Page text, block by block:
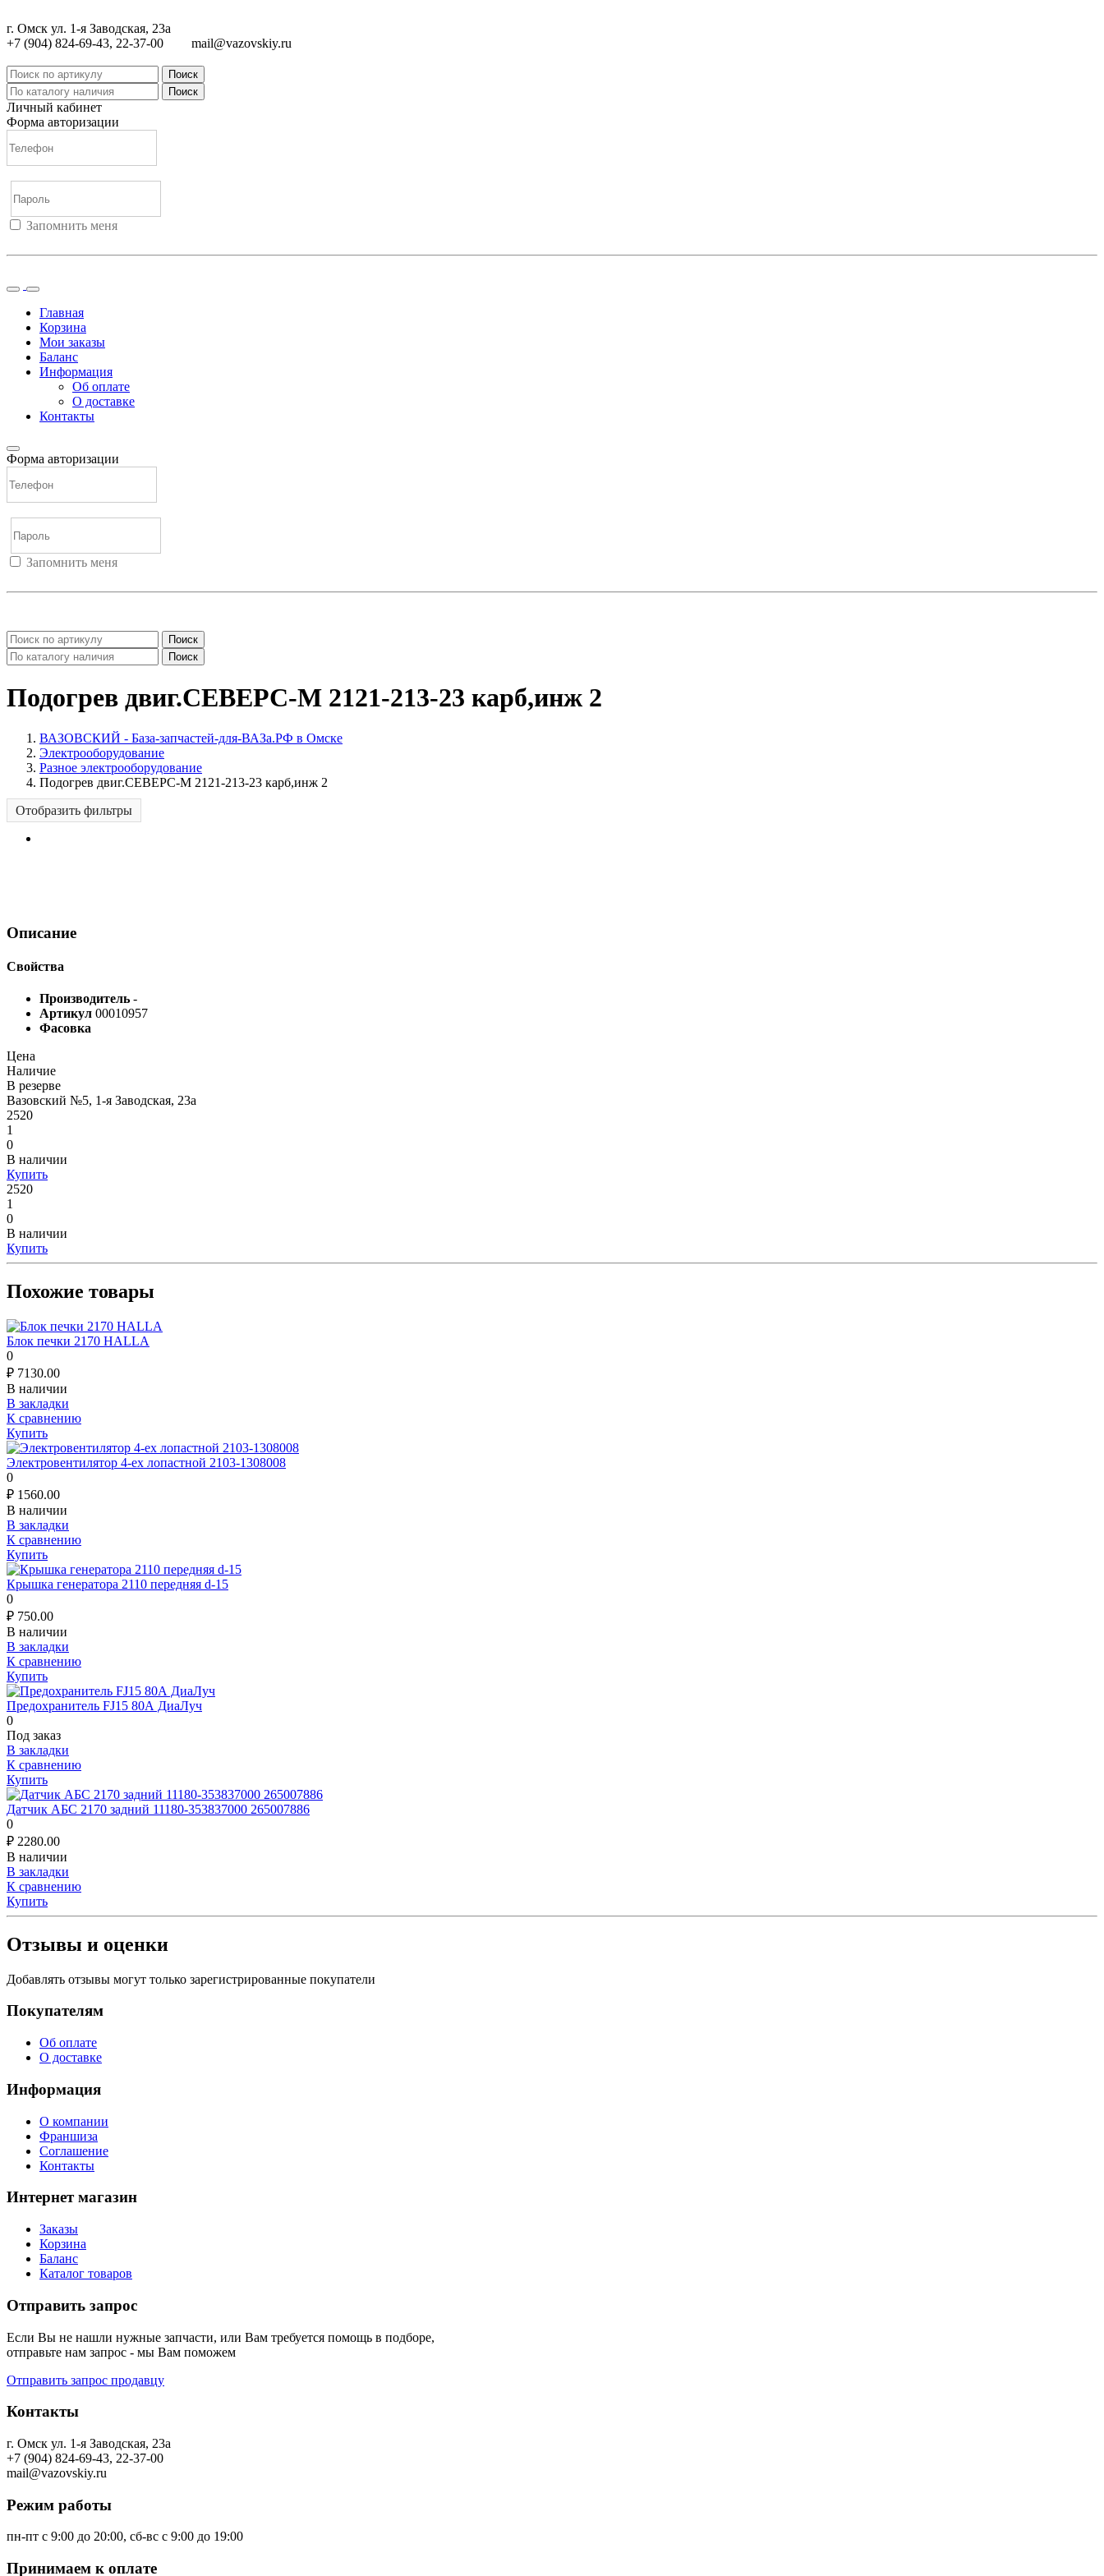
г. Омск ул. 1-я Заводская, 23а
+7 (904) 824-69-43, 22-37-00
mail@vazovskiy.ru
Поиск
Поиск
Личный кабинет
Форма авторизации
Запомнить меня
Главная
Корзина
Мои заказы
Баланс
Информация
Об оплате
О доставке
Контакты
Форма авторизации
Запомнить меня
Поиск
Поиск
Подогрев двиг.СЕВЕРС-М 2121-213-23 карб,инж 2
ВАЗОВСКИЙ - База-запчастей-для-ВАЗа.РФ в Омске
Электрооборудование
Разное электрооборудование
Подогрев двиг.СЕВЕРС-М 2121-213-23 карб,инж 2
Отобразить фильтры
Описание
Свойства
Производитель -
Артикул 00010957
Фасовка
Цена
Наличие
В резерве
Вазовский №5, 1-я Заводская, 23а
2520
1
0
В наличии
Купить
2520
1
0
В наличии
Купить
Похожие товары
Блок печки 2170 HALLA
0
₽ 7130.00
В наличии
В закладки
К сравнению
Купить
Электровентилятор 4-ех лопастной 2103-1308008
0
₽ 1560.00
В наличии
В закладки
К сравнению
Купить
Крышка генератора 2110 передняя d-15
0
₽ 750.00
В наличии
В закладки
К сравнению
Купить
Предохранитель FJ15 80А ДиаЛуч
0
Под заказ
В закладки
К сравнению
Купить
Датчик АБС 2170 задний 11180-353837000 265007886
0
₽ 2280.00
В наличии
В закладки
К сравнению
Купить
Отзывы и оценки
Добавлять отзывы могут только зарегистрированные покупатели
Покупателям
Об оплате
О доставке
Информация
О компании
Франшиза
Соглашение
Контакты
Интернет магазин
Заказы
Корзина
Баланс
Каталог товаров
Отправить запрос
Если Вы не нашли нужные запчасти, или Вам требуется помощь в подборе,
отправьте нам запрос - мы Вам поможем
Отправить запрос продавцу
Контакты
г. Омск ул. 1-я Заводская, 23а
+7 (904) 824-69-43, 22-37-00
mail@vazovskiy.ru
Режим работы
пн-пт с 9:00 до 20:00, сб-вс с 9:00 до 19:00
Принимаем к оплате